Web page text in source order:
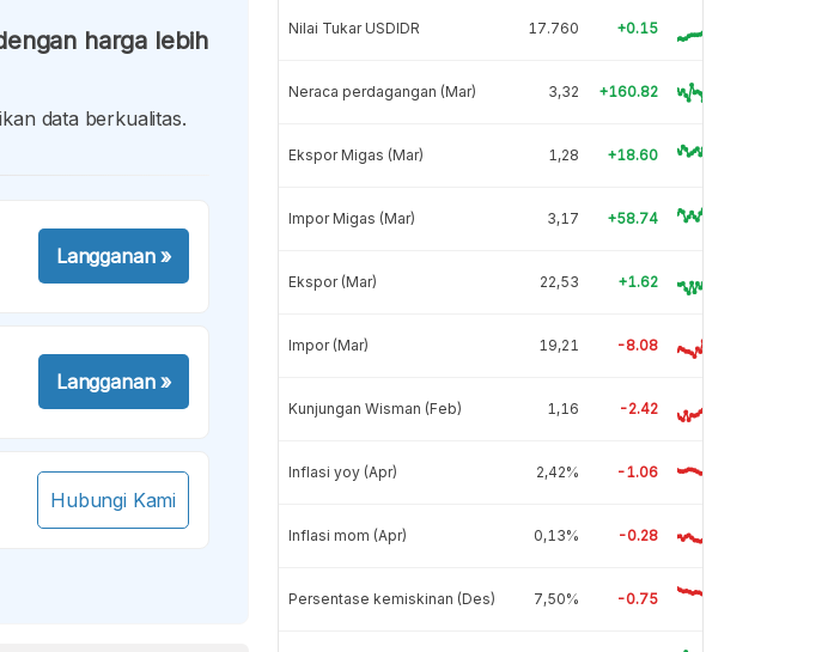
harga lebih
data berkualitas.
Langganan»
Langganan»
Hubungi Kami
Nilai Tukar USDIDR 17.760 +0.15
Neraca perdagangan (Mar) 3,32 +160.82
Ekspor Migas (Mar) 1,28 +18.60
Impor Migas (Mar) 3,17 +58.74
Ekspor (Mar) 22,53 +1.62
Impor (Mar) 19,21 -8.08
Kunjungan Wisman (Feb) 1,16 -2.42
Inflasi yoy (Apr) 2,42% -1.06
Inflasi mom (Apr) 0,13% -0.28
Persentase kemiskinan (Des) 7,50% -0.75